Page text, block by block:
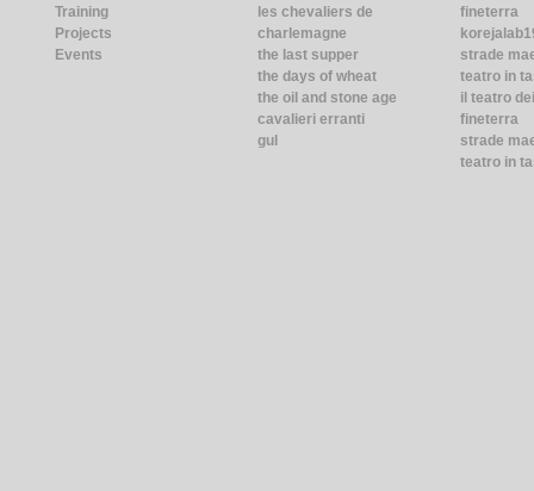
Training
Projects
Events
les chevaliers de
charlemagne
the last supper
the days of wheat
the oil and stone age
cavalieri erranti
gul
fineterra
strade
teatro in
il teatro
fineterra
strade
teatro in